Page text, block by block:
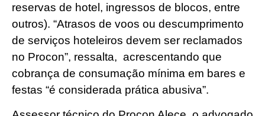
reservas de hotel, ingressos de blocos, entre
outros). “Atrasos de voos ou descumprimento
de serviços hoteleiros devem ser reclamados
no Procon”, ressalta, acrescentando que
cobrança de consumação mínima em bares e
festas “é considerada prática abusiva”.